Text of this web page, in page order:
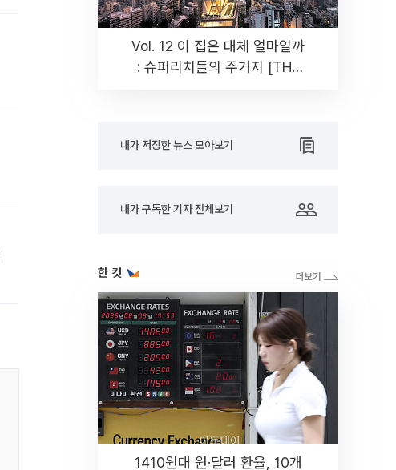
Vol. 12 이 집은 대체 얼마일까
: 슈퍼리치들의 주거지 [THE
내가 저장한 뉴스 모아보기
내가 구독한 기자 전체보기
한 컷
1410원대 원·달러 환율, 10개